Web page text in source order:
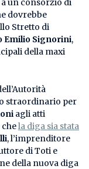
dovrebbe
Stretto di
Emilio Signorini,
della maxi
straordinario per
agli atti
la diga sia stata
, l’imprenditore
di Toti e
della nuova diga